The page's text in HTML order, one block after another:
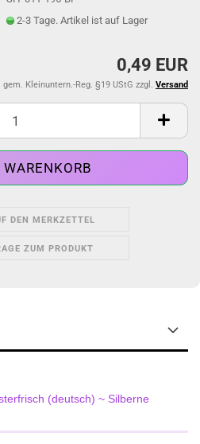
2-3 Tage. Artikel ist auf Lager
0,49 EUR
Kleinuntern.-Reg. §19 UStG zzgl. Versand
DEN MERKZETTEL
ZUM PRODUKT
(deutsch) ~ Silberne